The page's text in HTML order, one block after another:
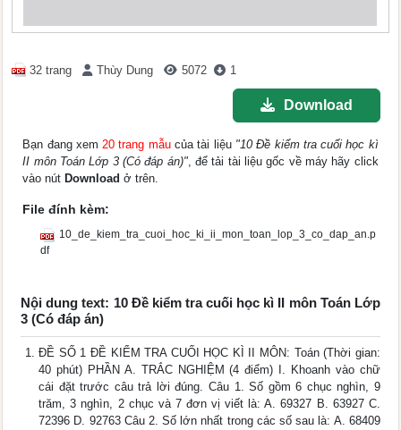
32 trang Thùy Dung 5072 1
Download
Bạn đang xem20 trang mẫucủa tài liệu "10 Đề kiểm tra cuối học kì
II môn Toán Lớp 3 (Có đáp án)", để tải tài liệu gốc về máy hãy click
vào nút Download ở trên.
File đính kèm:
10_de_kiem_tra_cuoi_hoc_ki_ii_mon_toan_lop_3_co_dap_an.p
df
Nội dung text: 10 Đề kiểm tra cuối học kì II môn Toán Lớp
3 (Có đáp án)
ĐỀ SỐ 1 ĐỀ KIỂM TRA CUỐI HỌC KÌ II MÔN: Toán (Thời gian:
40 phút) PHẦN A. TRẮC NGHIỆM (4 điểm) I. Khoanh vào chữ
cái đặt trước câu trả lời đúng. Câu 1. Số gồm 6 chục nghìn, 9
trăm, 3 nghìn, 2 chục và 7 đơn vị viết là: A. 69327 B. 63927 C.
72396 D. 92763 Câu 2. Số lớn nhất trong các số sau là: A. 68409